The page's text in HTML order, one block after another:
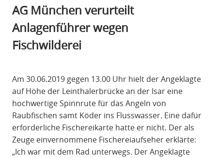
AG München verurteilt
Anlagenführer wegen
Fischwilderei
Am 30.06.2019 gegen 13.00 Uhr hielt der Angeklagte
auf Höhe der Leinthalerbrücke an der Isar eine
hochwertige Spinnrute für das Angeln von
Raubfischen samt Köder ins Flusswasser. Eine dafür
erforderliche Fischereikarte hatte er nicht. Der als
Zeuge einvernommene Fischereiaufseher erklärte:
„Ich war mit dem Rad unterwegs. Der Angeklagte